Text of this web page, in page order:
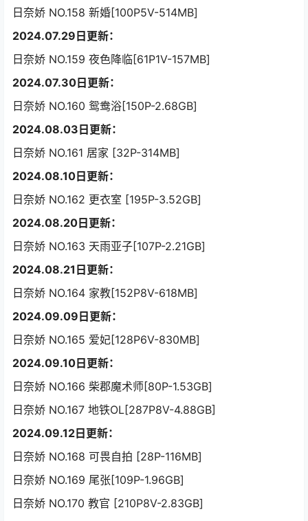
日奈娇 NO.158 新婚[100P5V-514MB]
2024.07.29日更新：
日奈娇 NO.159 夜色降临[61P1V-157MB]
2024.07.30日更新：
日奈娇 NO.160 鸳鸯浴[150P-2.68GB]
2024.08.03日更新：
日奈娇 NO.161 居家 [32P-314MB]
2024.08.10日更新：
日奈娇 NO.162 更衣室 [195P-3.52GB]
2024.08.20日更新：
日奈娇 NO.163 天雨亚子[107P-2.21GB]
2024.08.21日更新：
日奈娇 NO.164 家教[152P8V-618MB]
2024.09.09日更新：
日奈娇 NO.165 爱妃[128P6V-830MB]
2024.09.10日更新：
日奈娇 NO.166 柴郡魔术师[80P-1.53GB]
日奈娇 NO.167 地铁OL[287P8V-4.88GB]
2024.09.12日更新：
日奈娇 NO.168 可畏自拍 [28P-116MB]
日奈娇 NO.169 尾张[109P-1.96GB]
日奈娇 NO.170 教官 [210P8V-2.83GB]